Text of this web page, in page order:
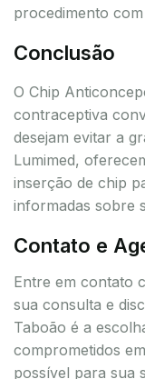
procedimento
Conclusão
O Chip
contraceptiva
desejam evitar a
Lumimed,
inserção de chip
informadas sobre
Contato e
Entre em contato
sua consulta e
Taboão é a
comprometidos
possível para sua